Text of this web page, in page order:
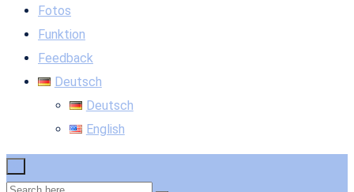
Fotos
Funktion
Feedback
Deutsch
Deutsch
English